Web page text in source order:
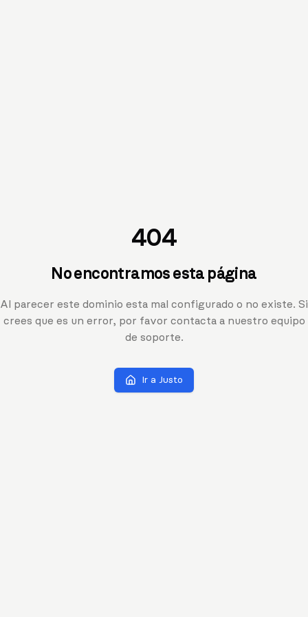
404
No encontramos esta página
Al parecer este dominio esta mal configurado o no existe. Si
crees que es un error, por favor contacta a nuestro equipo
de soporte.
Ir a Justo